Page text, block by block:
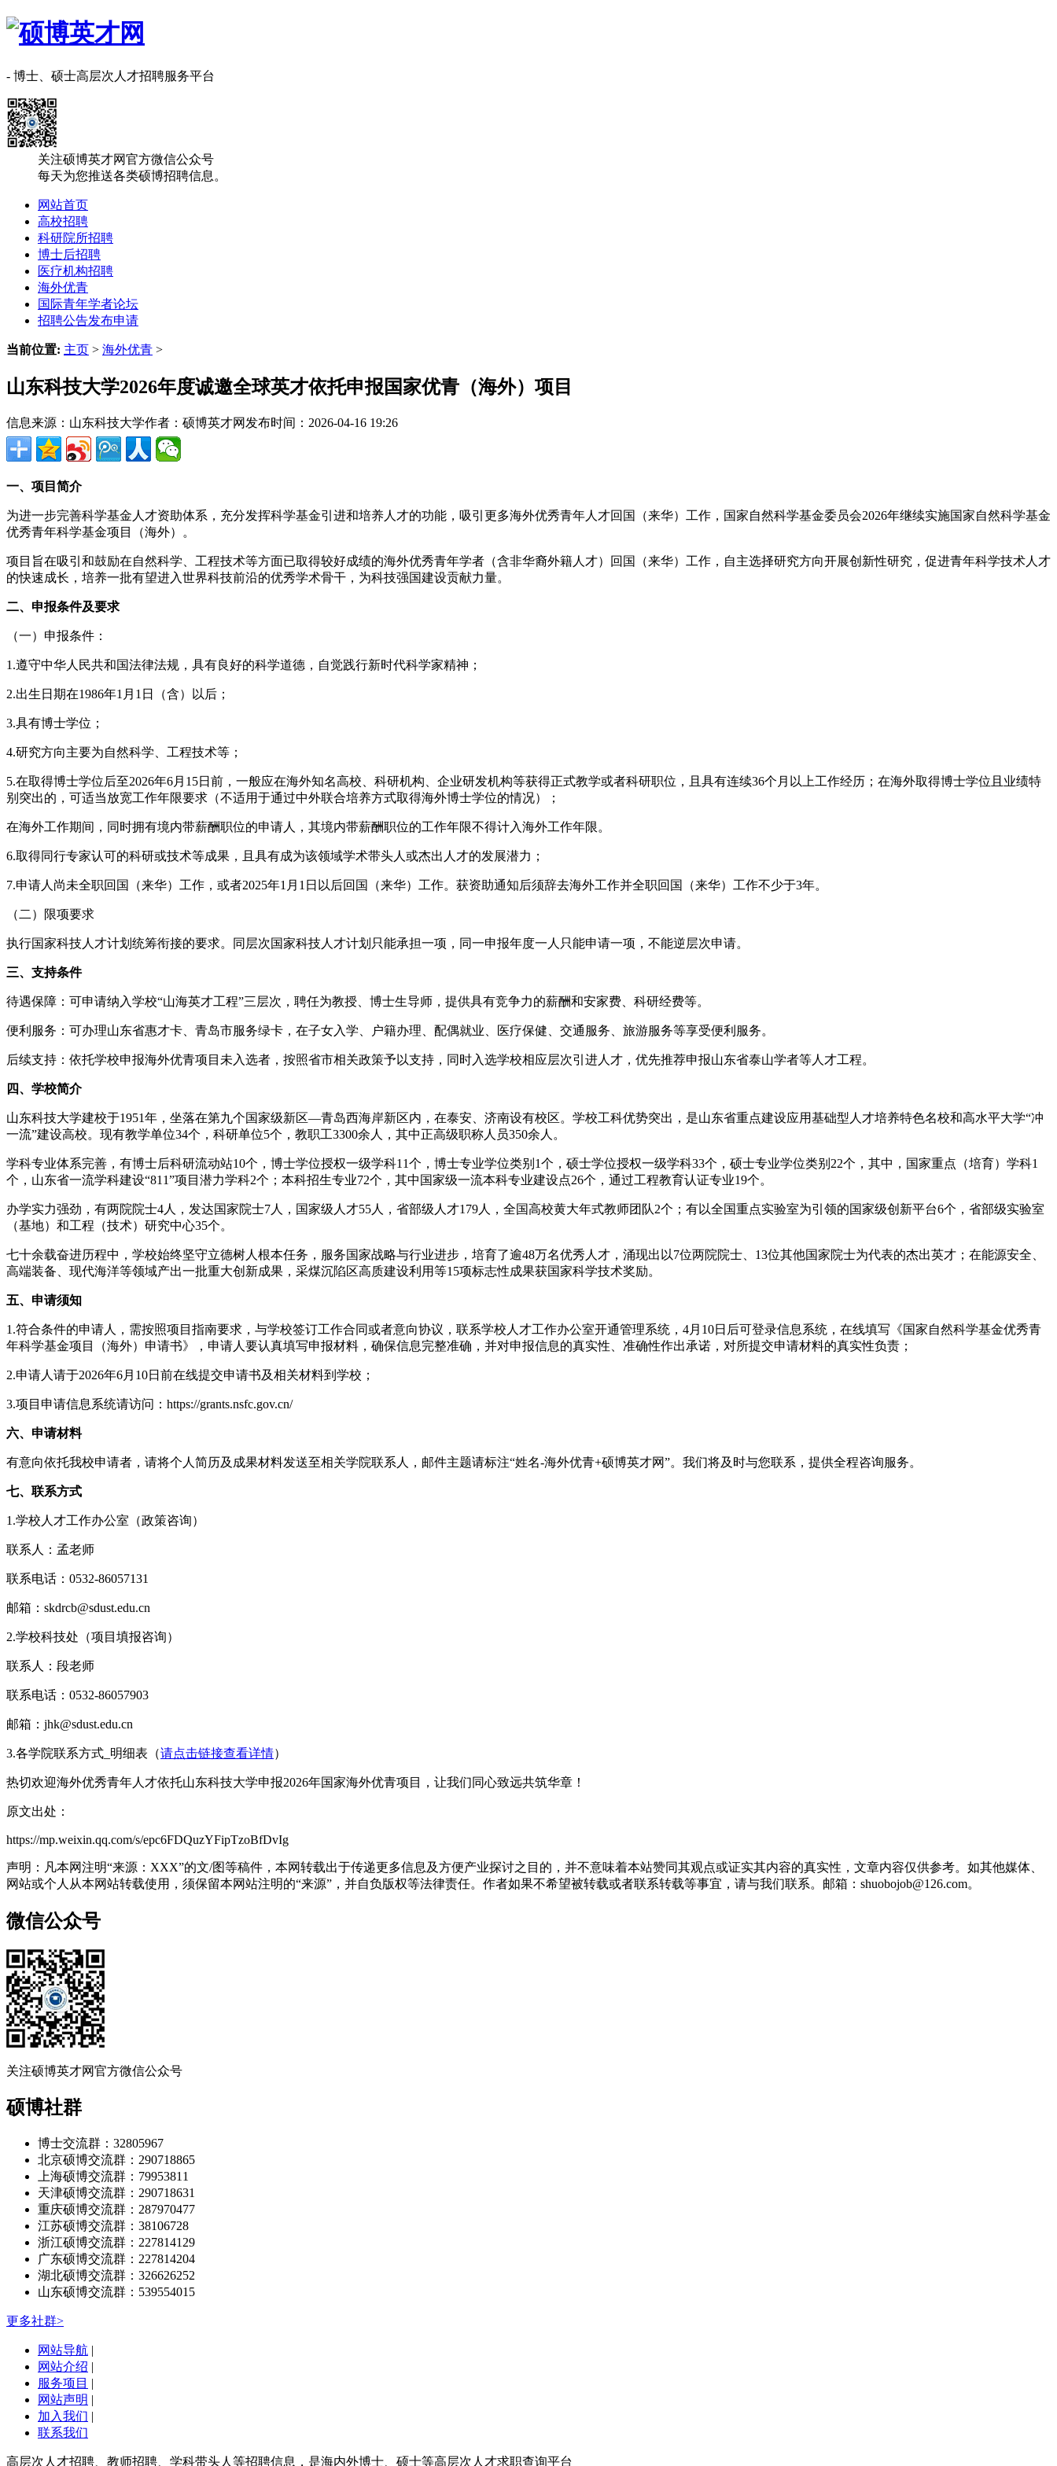
- 博士、硕士高层次人才招聘服务平台
关注硕博英才网官方微信公众号
每天为您推送各类硕博招聘信息。
网站首页
高校招聘
科研院所招聘
博士后招聘
医疗机构招聘
海外优青
国际青年学者论坛
招聘公告发布申请
当前位置: 主页 > 海外优青 >
山东科技大学2026年度诚邀全球英才依托申报国家优青（海外）项目
信息来源：山东科技大学作者：硕博英才网 发布时间：2026-04-16 19:26
一、项目简介
为进一步完善科学基金人才资助体系，充分发挥科学基金引进和培养人才的功能，吸引更多海外优秀青年人才回国（来华）工作，国家自然科学基金委员会2026年继续实施国家自然科学基金
优秀青年科学基金项目（海外）。
项目旨在吸引和鼓励在自然科学、工程技术等方面已取得较好成绩的海外优秀青年学者（含非华裔外籍人才）回国（来华）工作，自主选择研究方向开展创新性研究，促进青年科学技术人才
的快速成长，培养一批有望进入世界科技前沿的优秀学术骨干，为科技强国建设贡献力量。
二、申报条件及要求
（一）申报条件：
1.遵守中华人民共和国法律法规，具有良好的科学道德，自觉践行新时代科学家精神；
2.出生日期在1986年1月1日（含）以后；
3.具有博士学位；
4.研究方向主要为自然科学、工程技术等；
5.在取得博士学位后至2026年6月15日前，一般应在海外知名高校、科研机构、企业研发机构等获得正式教学或者科研职位，且具有连续36个月以上工作经历；在海外取得博士学位且业绩特
别突出的，可适当放宽工作年限要求（不适用于通过中外联合培养方式取得海外博士学位的情况）；
在海外工作期间，同时拥有境内带薪酬职位的申请人，其境内带薪酬职位的工作年限不得计入海外工作年限。
6.取得同行专家认可的科研或技术等成果，且具有成为该领域学术带头人或杰出人才的发展潜力；
7.申请人尚未全职回国（来华）工作，或者2025年1月1日以后回国（来华）工作。获资助通知后须辞去海外工作并全职回国（来华）工作不少于3年。
（二）限项要求
执行国家科技人才计划统筹衔接的要求。同层次国家科技人才计划只能承担一项，同一申报年度一人只能申请一项，不能逆层次申请。
三、支持条件
待遇保障：可申请纳入学校“山海英才工程”三层次，聘任为教授、博士生导师，提供具有竞争力的薪酬和安家费、科研经费等。
便利服务：可办理山东省惠才卡、青岛市服务绿卡，在子女入学、户籍办理、配偶就业、医疗保健、交通服务、旅游服务等享受便利服务。
后续支持：依托学校申报海外优青项目未入选者，按照省市相关政策予以支持，同时入选学校相应层次引进人才，优先推荐申报山东省泰山学者等人才工程。
四、学校简介
山东科技大学建校于1951年，坐落在第九个国家级新区—青岛西海岸新区内，在泰安、济南设有校区。学校工科优势突出，是山东省重点建设应用基础型人才培养特色名校和高水平大学“冲
一流”建设高校。现有教学单位34个，科研单位5个，教职工3300余人，其中正高级职称人员350余人。
学科专业体系完善，有博士后科研流动站10个，博士学位授权一级学科11个，博士专业学位类别1个，硕士学位授权一级学科33个，硕士专业学位类别22个，其中，国家重点（培育）学科1
个，山东省一流学科建设“811”项目潜力学科2个；本科招生专业72个，其中国家级一流本科专业建设点26个，通过工程教育认证专业19个。
办学实力强劲，有两院院士4人，发达国家院士7人，国家级人才55人，省部级人才179人，全国高校黄大年式教师团队2个；有以全国重点实验室为引领的国家级创新平台6个，省部级实验室
（基地）和工程（技术）研究中心35个。
七十余载奋进历程中，学校始终坚守立德树人根本任务，服务国家战略与行业进步，培育了逾48万名优秀人才，涌现出以7位两院院士、13位其他国家院士为代表的杰出英才；在能源安全、
高端装备、现代海洋等领域产出一批重大创新成果，采煤沉陷区高质建设利用等15项标志性成果获国家科学技术奖励。
五、申请须知
1.符合条件的申请人，需按照项目指南要求，与学校签订工作合同或者意向协议，联系学校人才工作办公室开通管理系统，4月10日后可登录信息系统，在线填写《国家自然科学基金优秀青
年科学基金项目（海外）申请书》，申请人要认真填写申报材料，确保信息完整准确，并对申报信息的真实性、准确性作出承诺，对所提交申请材料的真实性负责；
2.申请人请于2026年6月10日前在线提交申请书及相关材料到学校；
3.项目申请信息系统请访问：https://grants.nsfc.gov.cn/
六、申请材料
有意向依托我校申请者，请将个人简历及成果材料发送至相关学院联系人，邮件主题请标注“姓名-海外优青+硕博英才网”。我们将及时与您联系，提供全程咨询服务。
七、联系方式
1.学校人才工作办公室（政策咨询）
联系人：孟老师
联系电话：0532-86057131
邮箱：skdrcb@sdust.edu.cn
2.学校科技处（项目填报咨询）
联系人：段老师
联系电话：0532-86057903
邮箱：jhk@sdust.edu.cn
3.各学院联系方式_明细表（请点击链接查看详情）
热切欢迎海外优秀青年人才依托山东科技大学申报2026年国家海外优青项目，让我们同心致远共筑华章！
原文出处：
https://mp.weixin.qq.com/s/epc6FDQuzYFipTzoBfDvIg
声明：凡本网注明“来源：XXX”的文/图等稿件，本网转载出于传递更多信息及方便产业探讨之目的，并不意味着本站赞同其观点或证实其内容的真实性，文章内容仅供参考。如其他媒体、
网站或个人从本网站转载使用，须保留本网站注明的“来源”，并自负版权等法律责任。作者如果不希望被转载或者联系转载等事宜，请与我们联系。邮箱：shuobojob@126.com。
微信公众号
关注硕博英才网官方微信公众号
硕博社群
博士交流群：32805967
北京硕博交流群：290718865
上海硕博交流群：79953811
天津硕博交流群：290718631
重庆硕博交流群：287970477
江苏硕博交流群：38106728
浙江硕博交流群：227814129
广东硕博交流群：227814204
湖北硕博交流群：326626252
山东硕博交流群：539554015
更多社群>
网站导航 |
网站介绍 |
服务项目 |
网站声明 |
加入我们 |
联系我们
高层次人才招聘、教师招聘、学科带头人等招聘信息，是海内外博士、硕士等高层次人才求职查询平台